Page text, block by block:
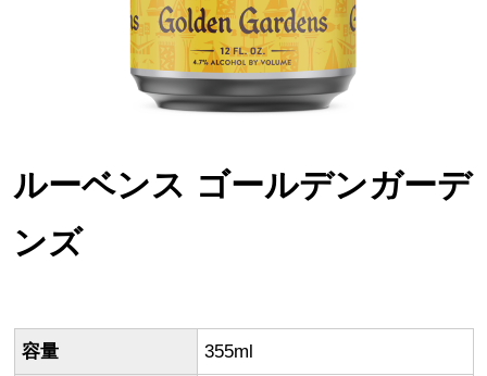
ルーベンス ゴールデンガーデ
ンズ
容量 355ml